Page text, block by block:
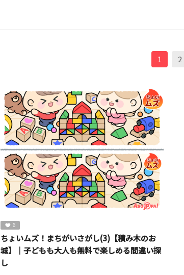
1 2
6
ちょいムズ！まちがいさがし(3)【積み木のお
城】｜子どもも大人も無料で楽しめる間違い探
し